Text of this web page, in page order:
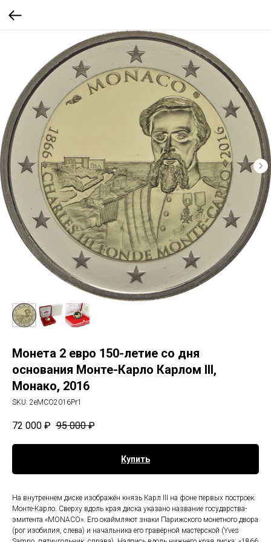
Монета 2 евро 150-летие со дня
основания Монте-Карло Карлом III,
Монако, 2016
SKU: 2eMCO2016Pr1
72 000 ₽ 95 000 ₽
Купить
На внутреннем диске изображён князь Карл III на фоне первых построек
Монте-Карло. Сверху вдоль края диска указано название государства-
эмитента «MONACO». Его окаймляют знаки Парижского монетного двора
(рог изобилия, слева) и начальника его гравёрной мастерской (Yves